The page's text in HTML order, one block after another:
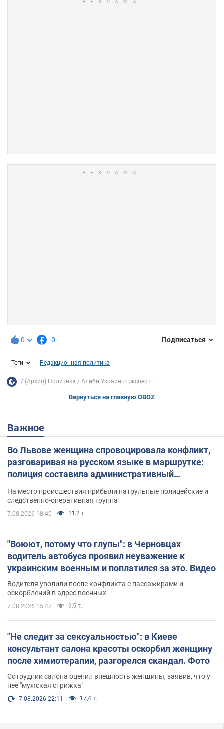
0 0 Подписаться
Теги Редакционная политика
(Архив) Политика Алиби Украины: эксперт...
Вернуться на главную OBOZ
Важное
Во Львове женщина спровоцировала конфликт,
разговаривая на русском языке в маршрутке:
полиция составила административный
На место происшествия прибыли патрульные полицейские и
следственно-оперативная группа
7.08.2026 18:40 11,2 т.
"Воюют, потому что глупы": в Черновцах
водитель автобуса проявил неуважение к
украинским военным и поплатился за это. Видео
Водителя уволили после конфликта с пассажирами и
оскорблений в адрес военных
7.08.2026 15:47 9,5 т.
"Не следит за сексуальностью": в Киеве
консультант салона красоты оскорбил женщину
после химиотерапии, разгорелся скандал. Фото
Сотрудник салона оценил внешность женщины, заявив, что у
нее "мужская стрижка"
7.08.2026 22:11 17,4 т.